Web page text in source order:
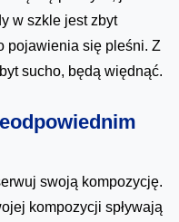
w szkle jest zbyt
pojawienia się pleśni. Z
sucho, będą więdnąć.
swoją kompozycję.
kompozycji spływają